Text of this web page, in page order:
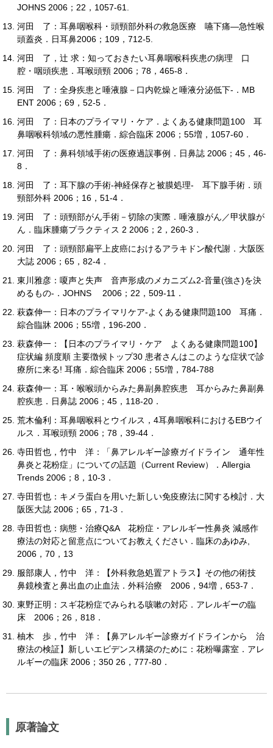
JOHNS 2006；22，1057-61.
河田 了：耳鼻咽喉科・頭頸部外科の救急医療 嚥下痛―急性喉
頭蓋炎．日耳鼻2006；109，712-5.
河田 了，辻 求：知っておきたい耳鼻咽喉科疾患の病理 口
腔・咽頭疾患．耳喉頭頸 2006；78，465-8．
河田 了：全身疾患と唾液腺－口内乾燥と唾液分泌低下-．MB
ENT 2006；69，52-5．
河田 了：日本のプライマリ・ケア．よくある健康問題100 耳
鼻咽喉科領域の悪性腫瘍．綜合臨床 2006；55増，1057-60．
河田 了：鼻科領域手術の医療過誤事例．日鼻誌 2006；45，46-
8．
河田 了：耳下腺の手術-神経保存と被膜処理- 耳下腺手術．頭
頸部外科 2006；16，51-4．
河田 了：頭頸部がん手術－切除の実際．唾液腺がん／甲状腺が
ん．臨床腫瘍プラクティス 2 2006；2，260-3．
河田 了：頭頸部扁平上皮癌におけるアラキドン酸代謝．大阪医
大誌 2006；65，82-4．
東川雅彦：嗄声と失声 音声形成のメカニズム2-音量(強さ)を決
めるもの-．JOHNS 2006；22，509-11．
萩森伸一：日本のプライマリケア-よくある健康問題100 耳痛．
綜合臨牀 2006；55増，196-200．
萩森伸一：【日本のプライマリ・ケア よくある健康問題100】
症状編 頻度順 主要徴候トップ30 患者さんはこのような症状で診
療所に来る! 耳痛．綜合臨床 2006；55増，784-788
萩森伸一：耳・喉喉頭からみた鼻副鼻腔疾患 耳からみた鼻副鼻
腔疾患．日鼻誌 2006；45，118-20．
荒木倫利：耳鼻咽喉科とウイルス，4耳鼻咽喉科におけるEBウイ
ルス．耳喉頭頸 2006；78，39-44．
寺田哲也，竹中 洋：「鼻アレルギー診療ガイドライン 通年性
鼻炎と花粉症」についての話題（Current Review）．Allergia
Trends 2006；8，10-3．
寺田哲也：キメラ蛋白を用いた新しい免疫療法に関する検討．大
阪医大誌 2006；65，71-3．
寺田哲也：病態・治療Q&A 花粉症・アレルギー性鼻炎 減感作
療法の対応と留意点についてお教えください．臨床のあゆみ,
2006，70，13
服部康人，竹中 洋：【外科救急処置アトラス】その他の術技
鼻鏡検査と鼻出血の止血法．外科治療 2006，94増，653-7．
東野正明：スギ花粉症でみられる咳嗽の対応．アレルギーの臨
床 2006；26，818．
柚木 歩，竹中 洋：【鼻アレルギー診療ガイドラインから 治
療法の検証】新しいエビデンス構築のために：花粉曝露室．アレ
ルギーの臨床 2006；350 26，777-80．
原著論文